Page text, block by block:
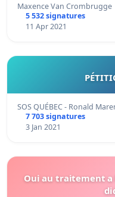
Maxence Van Crombrugge
5 532 signatures
11 Apr 2021
SOS QUÉBEC - Ronald
7 703 signatures
3 Jan 2021
Oui au traitement